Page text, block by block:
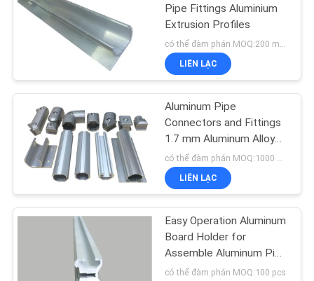
Pipe Fittings Aluminium
Extrusion Profiles
có thể đàm phán MOQ:200 meters
LIÊN LẠC
Aluminum Pipe
Connectors and Fittings
1.7 mm Aluminum Alloy
Tube
LIÊN LẠC
Easy Operation Aluminum
Board Holder for
Assemble Aluminum Pipe
Racking System
có thể đàm phán MOQ:100 pcs